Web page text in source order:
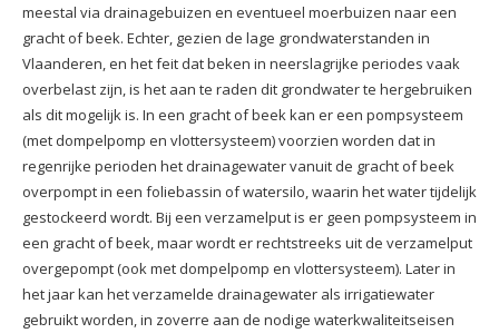
meestal via drainagebuizen en eventueel moerbuizen naar een
gracht of beek. Echter, gezien de lage grondwaterstanden in
Vlaanderen, en het feit dat beken in neerslagrijke periodes vaak
overbelast zijn, is het aan te raden dit grondwater te hergebruiken
als dit mogelijk is. In een gracht of beek kan er een pompsysteem
(met dompelpomp en vlottersysteem) voorzien worden dat in
regenrijke perioden het drainagewater vanuit de gracht of beek
overpompt in een foliebassin of watersilo, waarin het water tijdelijk
gestockeerd wordt. Bij een verzamelput is er geen pompsysteem in
een gracht of beek, maar wordt er rechtstreeks uit de verzamelput
overgepompt (ook met dompelpomp en vlottersysteem). Later in
het jaar kan het verzamelde drainagewater als irrigatiewater
gebruikt worden, in zoverre aan de nodige waterkwaliteitseisen